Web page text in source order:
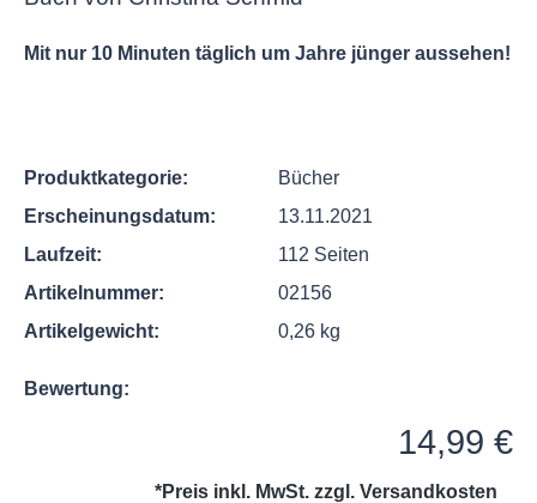
Mit nur 10 Minuten täglich um Jahre jünger aussehen!
Produktkategorie:
Bücher
Erscheinungsdatum:
13.11.2021
Laufzeit:
112 Seiten
Artikelnummer:
02156
Artikelgewicht:
0,26 kg
Bewertung:
14,99 €
*Preis inkl. MwSt. zzgl. Versandkosten